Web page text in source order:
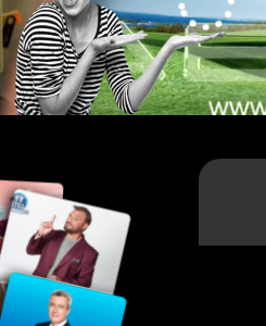
advertising
planning & mix
material
Media